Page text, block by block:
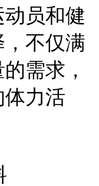
员和健
不仅满
需求，
力活